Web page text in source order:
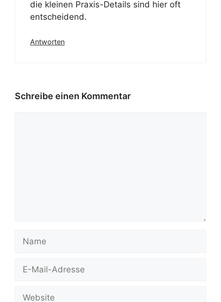
die kleinen Praxis-Details sind hier oft
entscheidend.
Antworten
Schreibe einen Kommentar
Mail-